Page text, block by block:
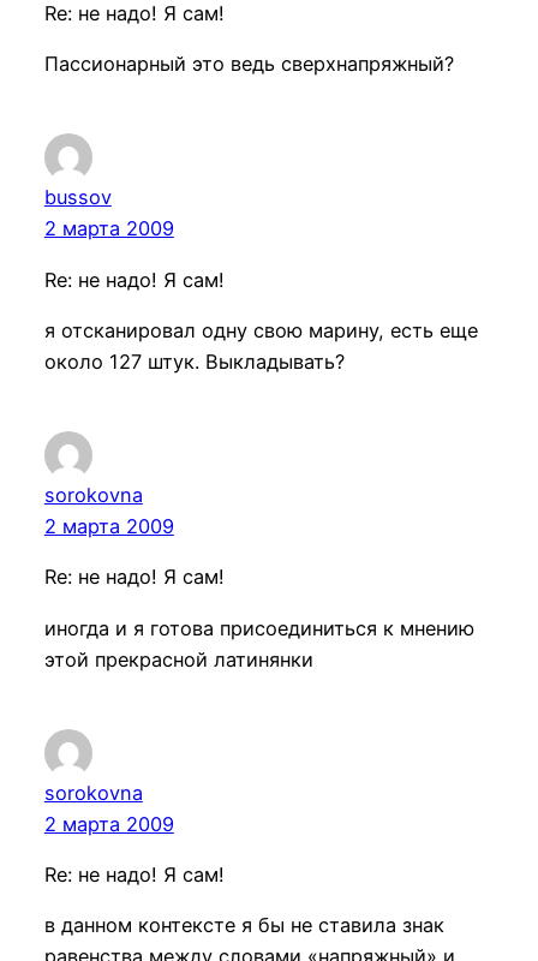
Re: не надо! Я сам!
Пассионарный это ведь сверхнапряжный?
bussov
2 марта 2009
Re: не надо! Я сам!
я отсканировал одну свою марину, есть еще
около 127 штук. Выкладывать?
sorokovna
2 марта 2009
Re: не надо! Я сам!
иногда и я готова присоединиться к мнению
этой прекрасной латинянки
sorokovna
2 марта 2009
Re: не надо! Я сам!
в данном контексте я бы не ставила знак